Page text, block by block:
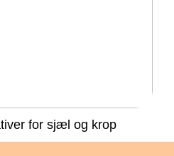
for sjæl og krop